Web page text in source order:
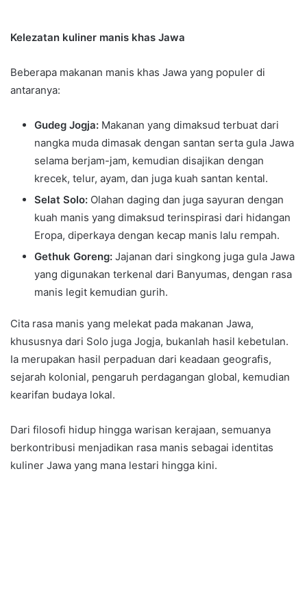
Kelezatan kuliner manis khas Jawa
Beberapa makanan manis khas Jawa yang populer di
antaranya:
Gudeg Jogja: Makanan yang dimaksud terbuat dari
nangka muda dimasak dengan santan serta gula Jawa
selama berjam-jam, kemudian disajikan dengan
krecek, telur, ayam, dan juga kuah santan kental.
Selat Solo: Olahan daging dan juga sayuran dengan
kuah manis yang dimaksud terinspirasi dari hidangan
Eropa, diperkaya dengan kecap manis lalu rempah.
Gethuk Goreng: Jajanan dari singkong juga gula Jawa
yang digunakan terkenal dari Banyumas, dengan rasa
manis legit kemudian gurih.
Cita rasa manis yang melekat pada makanan Jawa,
khususnya dari Solo juga Jogja, bukanlah hasil kebetulan.
Ia merupakan hasil perpaduan dari keadaan geografis,
sejarah kolonial, pengaruh perdagangan global, kemudian
kearifan budaya lokal.
Dari filosofi hidup hingga warisan kerajaan, semuanya
berkontribusi menjadikan rasa manis sebagai identitas
kuliner Jawa yang mana lestari hingga kini.